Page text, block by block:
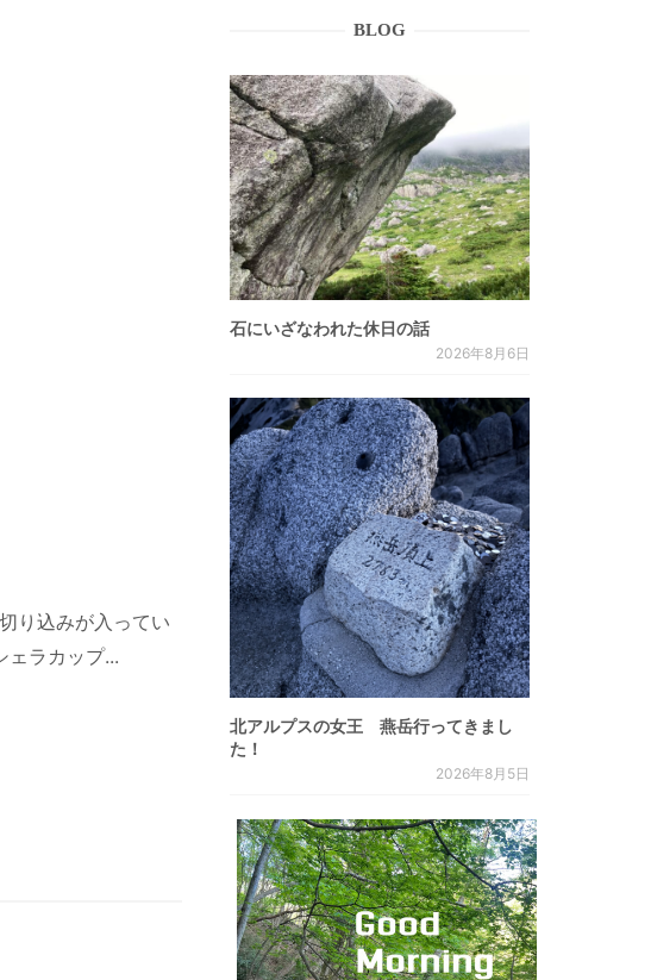
り込みが入ってい
ェラカップ...
BLOG
石にいざなわれた休日の話
2026年8月6日
北アルプスの女王 燕岳行ってきまし
た！
2026年8月5日